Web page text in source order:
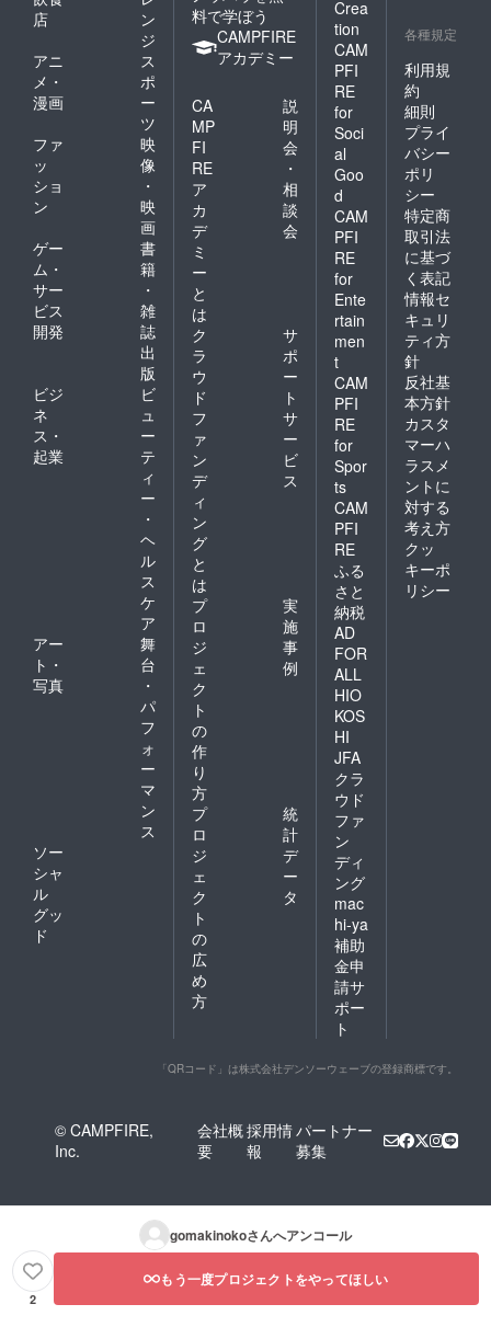
店
ン
ジ
アニ
メ・
漫画
ス
ポ
ー
ツ
ファ
ッ
ショ
ン
映
像
・
映
画
ゲー
ム・
サー
ビス
開発
書
籍
・
雑
誌
出
版
ビジ
ネ
ス・
起業
ビ
ュ
ー
テ
ィ
ー
・
ヘ
ル
ス
ケ
ア
アー
ト・
写真
舞
台
・
パ
フ
ォ
ー
マ
ン
ス
ソー
シャ
ル
グッ
ド
料で学ぼう
CAMPFIRE
アカデミー
CA
MP
FI
RE
ア
カ
デ
ミ
ー
と
は
説
明
会
・
相
談
会
ク
ラ
ウ
ド
フ
ァ
ン
デ
ィ
ン
グ
と
は
サ
ポ
ー
ト
サ
ー
ビ
ス
プ
ロ
ジ
ェ
ク
ト
の
作
り
方
実
施
事
例
プ
ロ
ジ
ェ
ク
ト
の
広
め
方
統
計
デ
ー
タ
Crea
tion
CAM
PFI
RE
for
Soci
al
Goo
d
CAM
PFI
RE
for
Ente
rtain
men
t
CAM
PFI
RE
for
Spor
ts
CAM
PFI
RE
ふる
さと
納税
AD
FOR
ALL
HIO
KOS
HI
JFA
クラ
ウド
ファ
ン
ディ
ング
mac
hi-ya
補助
金申
請サ
ポー
ト
各種規定
利用規
約
細則
プライ
バシー
ポリ
シー
特定商
取引法
に基づ
く表記
情報セ
キュリ
ティ方
針
反社基
本方針
カスタ
マーハ
ラスメ
ントに
対する
考え方
クッ
キーポ
リシー
「QRコード」は株式会社デンソーウェーブの登録商標です。
© CAMPFIRE,
Inc.
会社概
要
採用情
報
パートナー
募集
gomakinokoさんへアンコール
2
もう一度プロジェクトをやってほしい